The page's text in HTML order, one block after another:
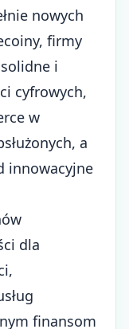
nowych
firmy
i
cyfrowych,
w
a
innowacyjne
dla
finansom